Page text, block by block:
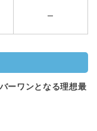
ー
ーワンとなる理想最